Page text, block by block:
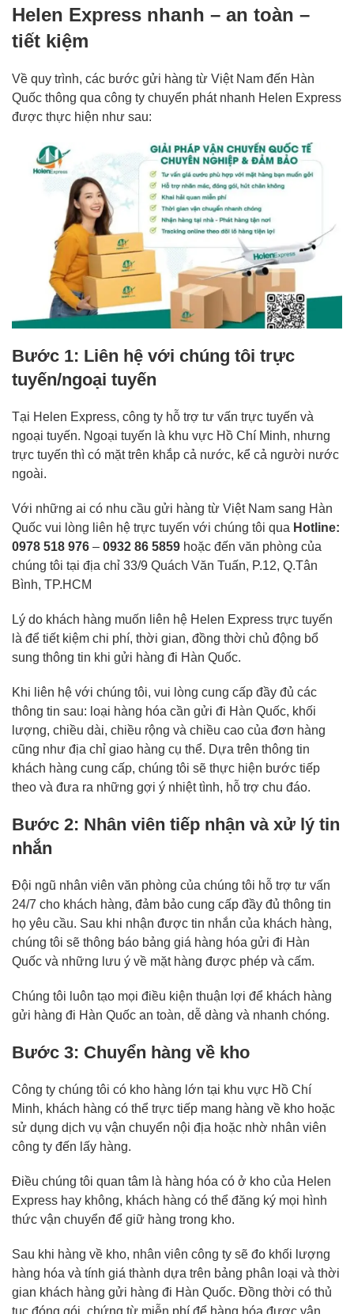
Helen Express nhanh – an toàn –
tiết kiệm
Về quy trình, các bước gửi hàng từ Việt Nam đến Hàn
Quốc thông qua công ty chuyển phát nhanh Helen Express
được thực hiện như sau:
Bước 1: Liên hệ với chúng tôi trực
tuyến/ngoại tuyến
Tại Helen Express, công ty hỗ trợ tư vấn trực tuyến và
ngoại tuyến. Ngoại tuyến là khu vực Hồ Chí Minh, nhưng
trực tuyến thì có mặt trên khắp cả nước, kể cả người nước
ngoài.
Với những ai có nhu cầu gửi hàng từ Việt Nam sang Hàn
Quốc vui lòng liên hệ trực tuyến với chúng tôi qua Hotline:
0978 518 976 – 0932 86 5859 hoặc đến văn phòng của
chúng tôi tại địa chỉ 33/9 Quách Văn Tuấn, P.12, Q.Tân
Bình, TP.HCM
Lý do khách hàng muốn liên hệ Helen Express trực tuyến
là để tiết kiệm chi phí, thời gian, đồng thời chủ động bổ
sung thông tin khi gửi hàng đi Hàn Quốc.
Khi liên hệ với chúng tôi, vui lòng cung cấp đầy đủ các
thông tin sau: loại hàng hóa cần gửi đi Hàn Quốc, khối
lượng, chiều dài, chiều rộng và chiều cao của đơn hàng
cũng như địa chỉ giao hàng cụ thể. Dựa trên thông tin
khách hàng cung cấp, chúng tôi sẽ thực hiện bước tiếp
theo và đưa ra những gợi ý nhiệt tình, hỗ trợ chu đáo.
Bước 2: Nhân viên tiếp nhận và xử lý tin
nhắn
Đội ngũ nhân viên văn phòng của chúng tôi hỗ trợ tư vấn
24/7 cho khách hàng, đảm bảo cung cấp đầy đủ thông tin
họ yêu cầu. Sau khi nhận được tin nhắn của khách hàng,
chúng tôi sẽ thông báo bảng giá hàng hóa gửi đi Hàn
Quốc và những lưu ý về mặt hàng được phép và cấm.
Chúng tôi luôn tạo mọi điều kiện thuận lợi để khách hàng
gửi hàng đi Hàn Quốc an toàn, dễ dàng và nhanh chóng.
Bước 3: Chuyển hàng về kho
Công ty chúng tôi có kho hàng lớn tại khu vực Hồ Chí
Minh, khách hàng có thể trực tiếp mang hàng về kho hoặc
sử dụng dịch vụ vận chuyển nội địa hoặc nhờ nhân viên
công ty đến lấy hàng.
Điều chúng tôi quan tâm là hàng hóa có ở kho của Helen
Express hay không, khách hàng có thể đăng ký mọi hình
thức vận chuyển để giữ hàng trong kho.
Sau khi hàng về kho, nhân viên công ty sẽ đo khối lượng
hàng hóa và tính giá thành dựa trên bảng phân loại và thời
gian khách hàng gửi hàng đi Hàn Quốc. Đồng thời có thủ
tục đóng gói, chứng từ miễn phí để hàng hóa được vận